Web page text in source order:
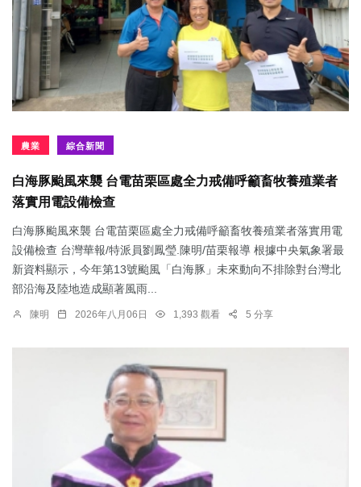
農業 綜合新聞
白海豚颱風來襲 台電苗栗區處全力戒備呼籲畜牧養殖業者
落實用電設備檢查
白海豚颱風來襲 台電苗栗區處全力戒備呼籲畜牧養殖業者落實用電
設備檢查 台灣華報/特派員劉鳳瑩.陳明/苗栗報導 根據中央氣象署最
新資料顯示，今年第13號颱風「白海豚」未來動向不排除對台灣北
部沿海及陸地造成顯著風雨...
陳明 2026年八月06日 1,393 觀看 5 分享